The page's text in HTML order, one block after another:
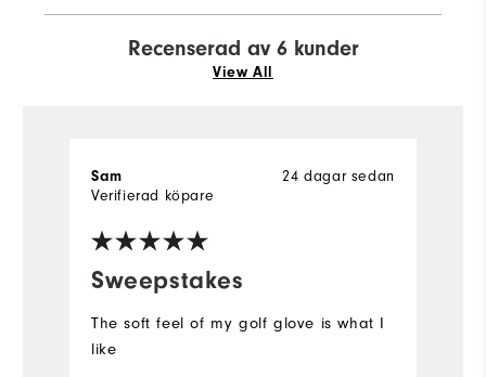
Recenserad av 6 kunder
View All
Sweepstakes
24 dagar sedan
Sam
Verifierad köpare
The soft feel of my golf glove is what I
like